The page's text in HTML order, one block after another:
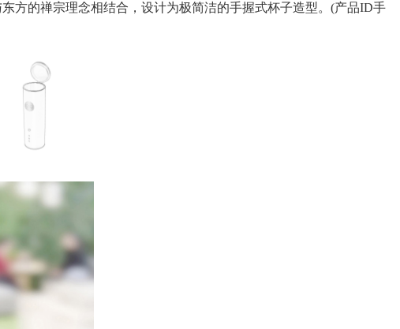
方的禅宗理念相结合，设计为极简洁的手握式杯子造型。(产品ID手